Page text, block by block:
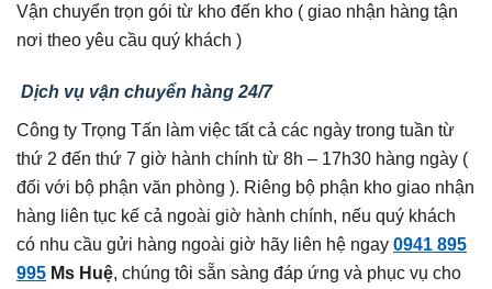
Vận chuyển trọn gói từ kho đến kho ( giao nhận hàng tận
nơi theo yêu cầu quý khách )
Dịch vụ vận chuyển hàng 24/7
Công ty Trọng Tấn làm việc tất cả các ngày trong tuần từ
thứ 2 đến thứ 7 giờ hành chính từ 8h – 17h30 hàng ngày (
đối với bộ phận văn phòng ). Riêng bộ phận kho giao nhận
hàng liên tục kế cả ngoài giờ hành chính, nếu quý khách
có nhu cầu gửi hàng ngoài giờ hãy liên hệ ngay 0941 895
995 Ms Huệ , chúng tôi sẵn sàng đáp ứng và phục vụ cho